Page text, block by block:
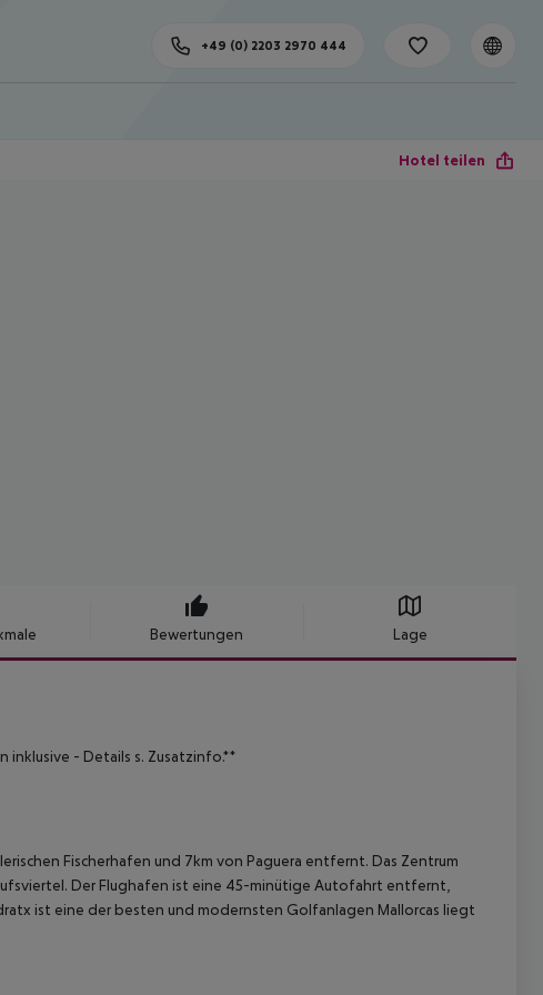
+49 (0) 2203 2970 444
Hotel teilen
Bewertungen Lage
inklusive - Details s. Zusatzinfo.**
Fischerhafen und 7km von Paguera entfernt. Das Zentrum
Der Flughafen ist eine 45-minütige Autofahrt entfernt,
ist eine der besten und modernsten Golfanlagen Mallorcas liegt